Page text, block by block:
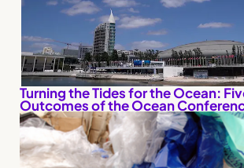
Turning the Tides for the Ocean:
Outcomes of the Ocean